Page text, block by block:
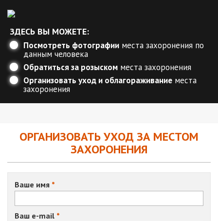
ЗДЕСЬ ВЫ МОЖЕТЕ:
Посмотреть фотографии места захоронения по
данным человека
Обратиться за розыском места захоронения
Организовать уход и облагораживание места
захоронения
ОРГАНИЗОВАТЬ УХОД ЗА МЕСТОМ
ЗАХОРОНЕНИЯ
Ваше имя
Ваш e-mail